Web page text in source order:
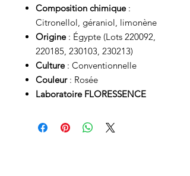
Composition chimique:
Citronellol, géraniol, limonène
Origine: Égypte (Lots 220092,
220185, 230103, 230213)
Culture : Conventionnelle
Couleur : Rosée
Laboratoire FLORESSENCE